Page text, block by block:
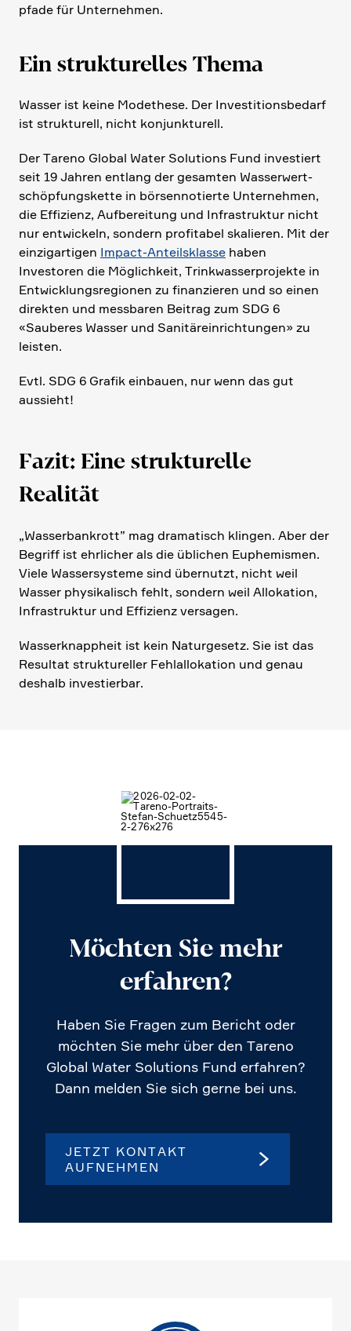
pfade für Unter­nehmen.
Ein struk­tu­relles Thema
Wasser ist keine Modethese. Der Investi­ti­ons­be­darf
ist struk­tu­rell, nicht konjunk­tu­rell.
Der Tareno Global Water Solutions Fund investiert
seit 19 Jahren entlang der gesamten Wasser­wert­
schöp­fungs­kette in börsen­no­tierte Unter­nehmen,
die Effizienz, Aufbe­rei­tung und Infra­struktur nicht
nur entwickeln, sondern profi­tabel skalieren. Mit der
einzig­ar­tigen Impact-Anteils­klasse haben
Investoren die Möglich­keit, Trink­was­ser­pro­jekte in
Entwick­lungs­re­gionen zu finan­zieren und so einen
direkten und messbaren Beitrag zum SDG 6
«Sauberes Wasser und Sanitär­ein­rich­tungen» zu
leisten.
Evtl. SDG 6 Grafik einbauen, nur wenn das gut
aussieht!
Fazit: Eine struk­tu­relle
Realität
„Wasser­bank­rott” mag drama­tisch klingen. Aber der
Begriff ist ehrli­cher als die üblichen Euphe­mismen.
Viele Wasser­sy­steme sind übernutzt, nicht weil
Wasser physi­ka­lisch fehlt, sondern weil Alloka­tion,
Infra­struktur und Effizienz versagen.
Wasser­knapp­heit ist kein Natur­ge­setz. Sie ist das
Resultat struk­tu­reller Fehlal­lo­ka­tion und genau
deshalb investierbar.
Möchten Sie mehr
erfahren?
Haben Sie Fragen zum Bericht oder
möchten Sie mehr über den Tareno
Global Water Solutions Fund erfahren?
Dann melden Sie sich gerne bei uns.
JETZT KONTAKT
AUFNEHMEN